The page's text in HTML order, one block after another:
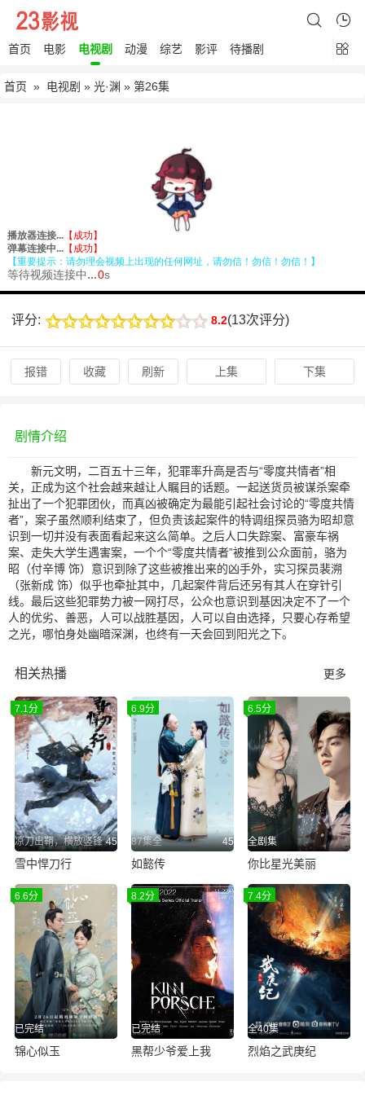
首页 电影 电视剧 动漫 综艺 影评 待播剧
首页 » 电视剧 » 光·渊 » 第26集
评分: 8.2(13次评分)
报错 收藏 刷新 上集 下集
剧情介绍
新元文明，二百五十三年，犯罪率升高是否与“零度共情者”相
关，正成为这个社会越来越让人瞩目的话题。一起送货员被谋杀案牵
扯出了一个犯罪团伙，而真凶被确定为最能引起社会讨论的“零度共情
者”，案子虽然顺利结束了，但负责该起案件的特调组探员骆为昭却意
识到一切并没有表面看起来这么简单。之后人口失踪案、富豪车祸
案、走失大学生遇害案，一个个“零度共情者”被推到公众面前，骆为
昭（付辛博 饰）意识到除了这些被推出来的凶手外，实习探员裴溯
（张新成 饰）似乎也牵扯其中，几起案件背后还另有其人在穿针引
线。最后这些犯罪势力被一网打尽，公众也意识到基因决定不了一个
人的优劣、善恶，人可以战胜基因，人可以自由选择，只要心存希望
之光，哪怕身处幽暗深渊，也终有一天会回到阳光之下。
相关热播 更多
7.1分
凉刀出鞘，横放竖锋 45
雪中悍刀行
6.9分
87集全 45
如懿传
6.5分
全剧集
你比星光美丽
6.6分
已完结
锦心似玉
8.2分
已完结
黑帮少爷爱上我
7.4分
全40集
烈焰之武庚纪